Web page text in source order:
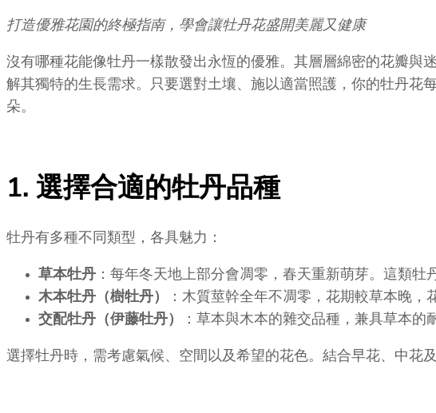
打造優雅花園的終極指南，學會讓牡丹花盛開美麗又健康
沒有哪種花能像牡丹一樣散發出永恆的優雅。其層層綿密的花瓣與
解其獨特的生長需求。只要選對土壤、施以適當照護，你的牡丹花
朵。
1. 選擇合適的牡丹品種
牡丹有多種不同類型，各具魅力：
草本牡丹 ：每年冬天地上部分會凋零，春天重新萌芽。這類牡
木本牡丹（樹牡丹）
：木質莖幹全年不凋零，花期較草本晚，
交配牡丹（伊藤牡丹）
：草本與木本的雜交品種，兼具草本的
選擇牡丹時，需考慮氣候、空間以及希望的花色。結合早花、中花